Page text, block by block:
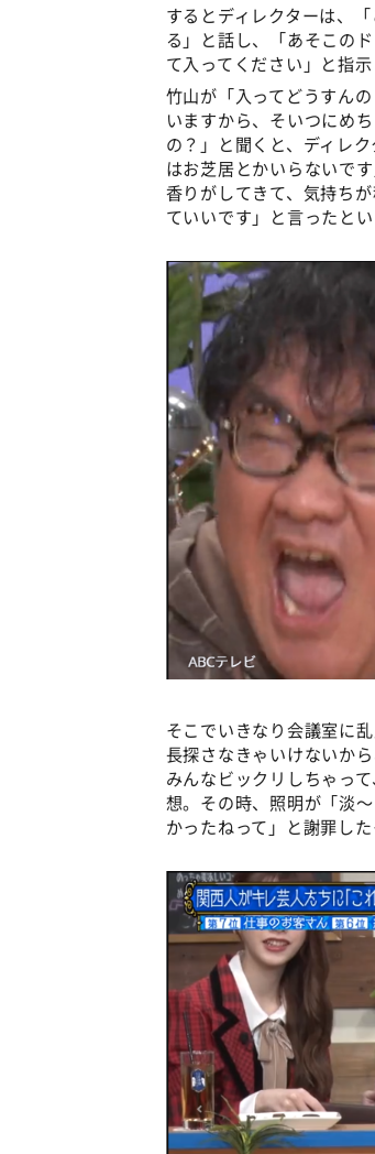
するとディレクターは、
る」と話し、「あそこの
て入ってください」と指示
竹山が「入ってどうすん
いますから、そいつにめ
の？」と聞くと、ディレ
はお芝居とかいらないで
香りがしてきて、気持ち
ていいです」と言ったとい
そこでいきなり会議室に
長探さなきゃいけないか
みんなビックリしちゃっ
想。その時、照明が「淡
かったねって」と謝罪した